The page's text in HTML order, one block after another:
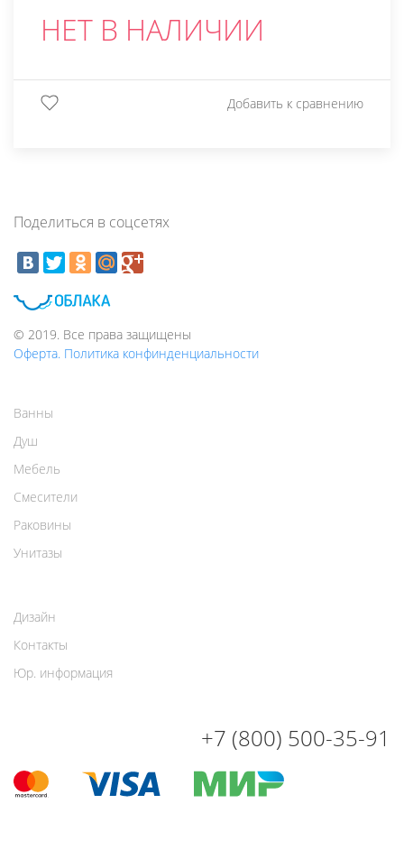
НЕТ В НАЛИЧИИ
Добавить к сравнению
Поделиться в соцсетях
© 2019. Все права защищены
Оферта. Политика конфинденциальности
Ванны
Душ
Мебель
Смесители
Раковины
Унитазы
Дизайн
Контакты
Юр. информация
+7 (800) 500-35-91